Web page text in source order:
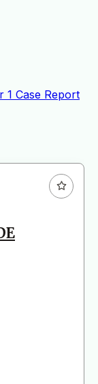
1 Case Report